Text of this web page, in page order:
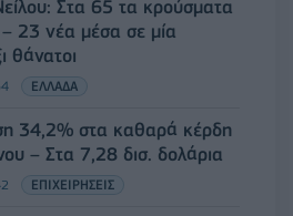
Στα 65 τα κρούσματα
23 νέα μέσα σε μία
θάνατοι
ΕΛΛΑΔΑ
34,2% στα καθαρά κέρδη
– Στα 7,28 δισ. δολάρια
ΕΠΙΧΕΙΡΗΣΕΙΣ